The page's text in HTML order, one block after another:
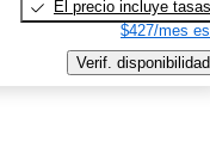
El precio incluye tasas
$427/mes
Verif. disponibilidad